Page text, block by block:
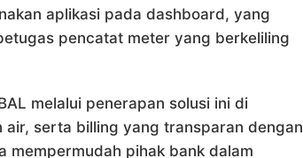
aplikasi pada dashboard, yang
pencatat meter yang berkeliling
melalui penerapan solusi ini di
serta billing yang transparan dengan
mempermudah pihak bank dalam